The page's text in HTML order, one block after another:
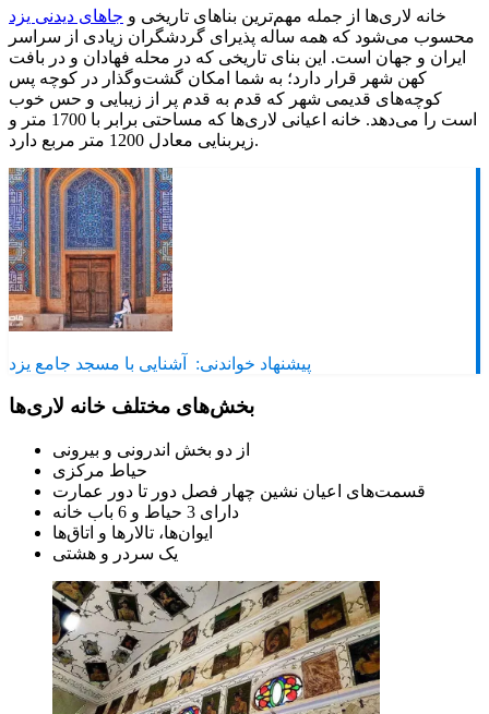
خانه لاری‌ها از جمله مهم‌ترین بناهای تاریخی و جاهای دیدنی یزد
محسوب می‌شود که همه ساله پذیرای گردشگران زیادی از سراسر
ایران و جهان است. این بنای تاریخی که در محله فهادان و در بافت
کهن شهر قرار دارد؛ به شما امکان گشت‌وگذار در کوچه پس
کوچه‌های قدیمی شهر که قدم به قدم پر از زیبایی و حس خوب
است را می‌دهد. خانه اعیانی لاری‌ها که مساحتی برابر با 1700 متر و
زیربنایی معادل 1200 متر مربع دارد.
پیشنهاد خواندنی: آشنایی با مسجد جامع یزد
بخش‌های مختلف خانه لاری‌ها
از دو بخش اندرونی و بیرونی
حیاط مرکزی
قسمت‌های اعیان نشین چهار فصل دور تا دور عمارت
دارای 3 حیاط و 6 باب خانه
ایوان‌ها، تالارها و اتاق‌ها
یک سردر و هشتی